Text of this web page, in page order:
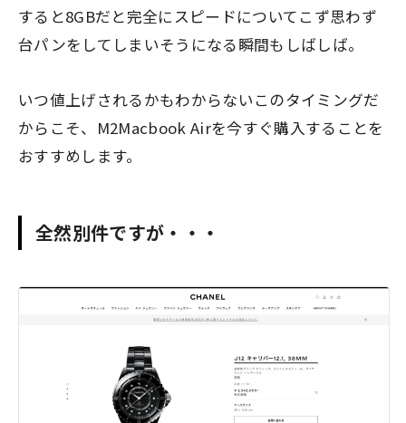
すると8GBだと完全にスピードについてこず思わず
台パンをしてしまいそうになる瞬間もしばしば。
いつ値上げされるかもわからないこのタイミングだ
からこそ、M2Macbook Airを今すぐ購入することを
おすすめします。
全然別件ですが・・・